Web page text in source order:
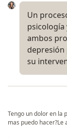
Un
ambos
su
Tengo un dolor en la
mas puedo hacer?Le